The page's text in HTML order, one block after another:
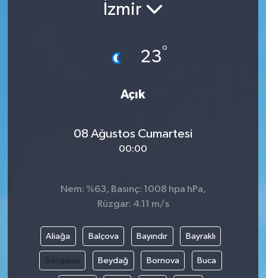
İzmir
23°
Açık
08 Ağustos Cumartesi
00:00
Nem: %63, Basınç: 1008 hpa hPa,
Rüzgar: 4.11 m/s
Aliağa Balçova Bayındır Bayraklı
Bergama Beydağ Bornova Buca